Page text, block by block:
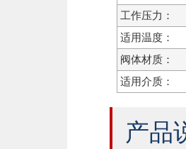
工作压力：
适用温度：
阀体材质：
适用介质：
产品